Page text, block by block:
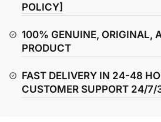
POLICY]
100% GENUINE, ORIGINAL,
PRODUCT
FAST DELIVERY IN 24-48
CUSTOMER SUPPORT 24/7/